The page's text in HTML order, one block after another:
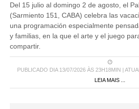
Del 15 julio al domingo 2 de agosto, el
(Sarmiento 151, CABA) celebra las
una programación especialmente
y familias, en la que el arte y el juego
compartir.
PUBLICADO DIA 13/07/2026 ÀS 23H18MIN |
LEIA MAIS ...